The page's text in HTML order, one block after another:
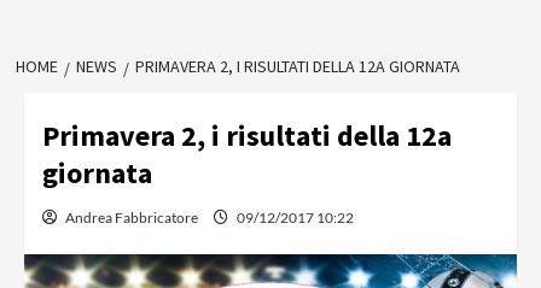
HOME NEWS PRIMAVERA 2, I RISULTATI DELLA 12A GIORNATA
Primavera 2, i risultati della 12a
giornata
Andrea Fabbricatore 09/12/2017 10:22